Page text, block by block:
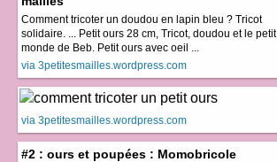
Comment tricoter un doudou en lapin bleu ? Tricot
solidaire. ... Petit ours 28 cm, Tricot, doudou et le petit
monde de Beb. Petit ours avec oeil ...
via 3petitesmailles.wordpress.com
via 3petitesmailles.wordpress.com
#2 : ours et poupées : Momobricole